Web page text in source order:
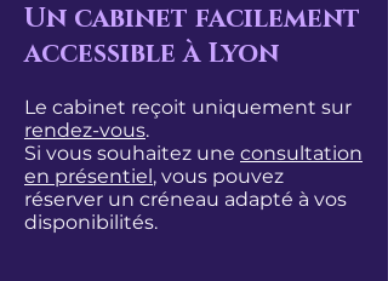
Un cabinet facilement
accessible à Lyon
Le cabinet reçoit uniquement sur
rendez-vous.
Si vous souhaitez une consultation
en présentiel, vous pouvez
réserver un créneau adapté à vos
disponibilités.